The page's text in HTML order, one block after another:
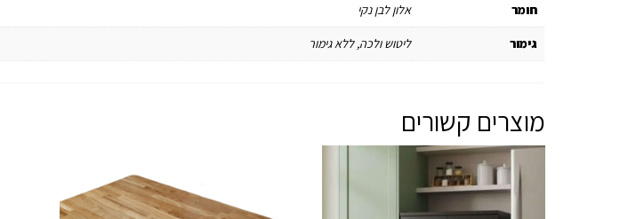
חומר אלון לבן נקי
גימור ליטוש ולכה, ללא גימור
מוצרים קשורים